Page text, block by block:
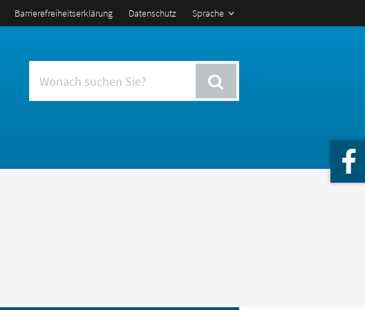
Sprache
Barrierefreiheitserklärung Datenschutz